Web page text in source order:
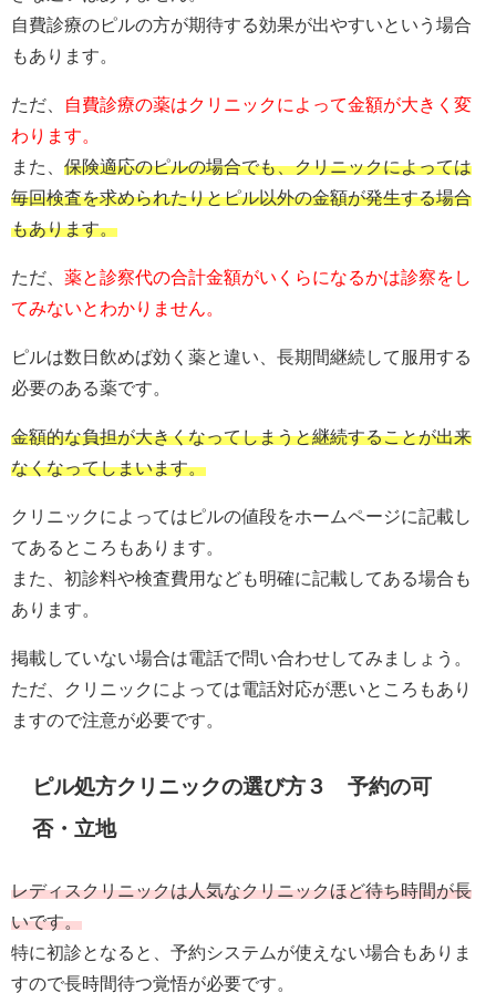
自費診療のピルの方が期待する効果が出やすいという場合
もあります。
ただ、
自費診療の薬はクリニックによって金額が大きく変
わります。
また、 保険適応のピルの場合でも、クリニックによっては
毎回検査を求められたりとピル以外の金額が発生する場合
もあります。
ただ、 薬と診察代の合計金額がいくらになるかは診察をし
てみないとわかりません。
ピルは数日飲めば効く薬と違い、長期間継続して服用する
必要のある薬です。
金額的な負担が大きくなってしまうと継続することが出来
なくなってしまいます。
クリニックによってはピルの値段をホームページに記載し
てあるところもあります。
また、初診料や検査費用なども明確に記載してある場合も
あります。
掲載していない場合は電話で問い合わせしてみましょう。
ただ、クリニックによっては電話対応が悪いところもあり
ますので注意が必要です。
ピル処方クリニックの選び方３ 予約の可
否・立地
レディスクリニックは人気なクリニックほど待ち時間が長
いです。
特に初診となると、予約システムが使えない場合もありま
すので長時間待つ覚悟が必要です。